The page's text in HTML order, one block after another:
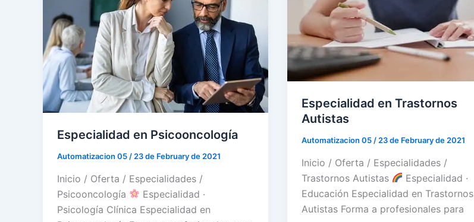
Especialidad en Psicooncología
Automatizacion 05/23 de February de 2021
Inicio / Oferta / Especialidades /
Psicooncología
Especialidad ·
Psicología Clínica Especialidad en
Especialidad en Trastornos
Autistas
Automatizacion 05 / 23 de February de 2021
Inicio / Oferta / Especialidades /
Trastornos Autistas
Especialidad ·
Educación Especialidad en Trastornos
Autistas Forma a profesionales para